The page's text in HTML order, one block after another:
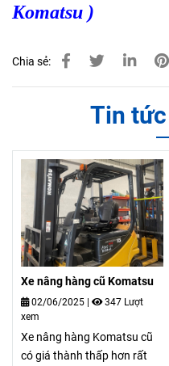
Komatsu )
Chia sẻ:
Tin
Xe nâng hàng cũ Komatsu
02/06/2025
347 Lượt
xem
Xe nâng hàng Komatsu cũ
có giá thành thấp hơn rất